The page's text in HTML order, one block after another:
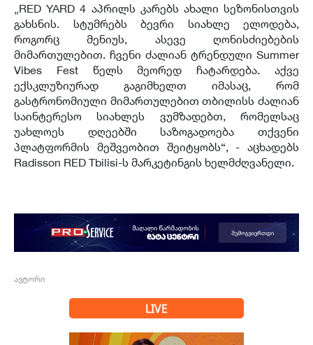
„RED YARD 4 აპრილს კარებს ახალი სეზონისთვის
გახსნის. სტუმრებს ბევრი სიახლე ელოდება,
როგორც მენიუს, ასევე ღონისძიებების
მიმართულებით. ჩვენი ძალიან ტრენდული Summer
Vibes Fest წელს მეორედ ჩატარდება. აქვე
ექსკლუზიურად გაგიმხელთ იმასაც, რომ
გასტრონომიული მიმართულებით თბილისს ძალიან
საინტერესო სიახლეს ვუმზადებთ, რომელსაც
უახლოეს დღეებში საზოგადოება თქვენი
პლატფორმის მეშვეობით შეიტყობს“, - აცხადებს
Radisson RED Tbilisi-ს მარკეტინგის ხელმძღვანელი.
ავტორი
LIVE